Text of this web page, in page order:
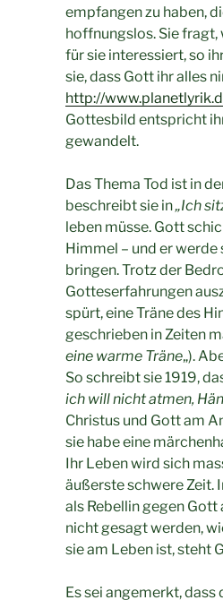
empfangen zu haben,
hoffnungslos. Sie
für sie interessiert, so
sie, dass Gott ihr alles
http://
Gottesbild entspricht
gewandelt.
Das Thema Tod ist in
beschreibt sie in„Ich
leben müsse. Gott
Himmel – und er werde
bringen. Trotz der
Gotteserfahrungen
spürt, eine Träne des
geschrieben in Zeiten
eine warme Träne„).
So schreibt sie 1919,
ich will nicht atmen,
Christus und Gott am
sie habe eine
Ihr Leben wird sich
äußerste schwere Zeit.
als Rebellin gegen Gott
nicht gesagt werden,
sie am Leben ist, steht
Es sei angemerkt, dass